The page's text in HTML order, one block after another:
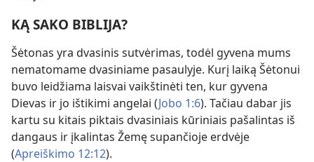
KĄ SAKO BIBLIJA?
Šėtonas yra dvasinis sutvėrimas, todėl gyvena mums
nematomame dvasiniame pasaulyje. Kurį laiką Šėtonui
buvo leidžiama laisvai vaikštinėti ten, kur gyvena
Dievas ir jo ištikimi angelai (Jobo 1:6). Tačiau dabar jis
kartu su kitais piktais dvasiniais kūriniais pašalintas iš
dangaus ir įkalintas Žemę supančioje erdvėje
(Apreiškimo 12:12).